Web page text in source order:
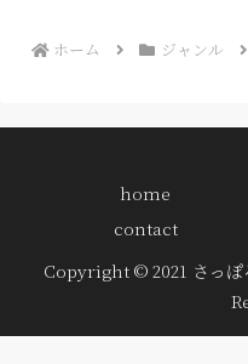
ホーム ジャンル
home
contact
Copyright © 2021 さっぽ